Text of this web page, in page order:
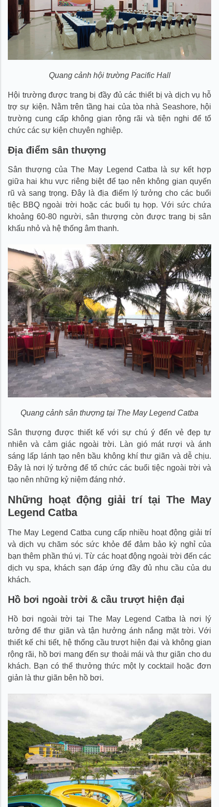
Quang cảnh hội trường Pacific Hall
Hội trường được trang bị đầy đủ các thiết bị và dịch vụ hỗ
trợ sự kiện. Nằm trên tầng hai của tòa nhà Seashore, hội
trường cung cấp không gian rộng rãi và tiện nghi để tổ
chức các sự kiện chuyên nghiệp.
Địa điểm sân thượng
Sân thượng của The May Legend Catba là sự kết hợp
giữa hai khu vực riêng biệt để tạo nên không gian quyến
rũ và sang trọng. Đây là địa điểm lý tưởng cho các buổi
tiệc BBQ ngoài trời hoặc các buổi tụ họp. Với sức chứa
khoảng 60-80 người, sân thượng còn được trang bị sân
khấu nhỏ và hệ thống âm thanh.
Quang cảnh sân thượng tại The May Legend Catba
Sân thượng được thiết kế với sự chú ý đến vẻ đẹp tự
nhiên và cảm giác ngoài trời. Làn gió mát rượi và ánh
sáng lấp lánh tạo nên bầu không khí thư giãn và dễ chịu.
Đây là nơi lý tưởng để tổ chức các buổi tiệc ngoài trời và
tạo nên những kỷ niệm đáng nhớ.
Những hoạt động giải trí tại The May
Legend Catba
The May Legend Catba cung cấp nhiều hoạt động giải trí
và dịch vụ chăm sóc sức khỏe để đảm bảo kỳ nghỉ của
bạn thêm phần thú vị. Từ các hoạt động ngoài trời đến các
dịch vụ spa, khách sạn đáp ứng đầy đủ nhu cầu của du
khách.
Hồ bơi ngoài trời & cầu trượt hiện đại
Hồ bơi ngoài trời tại The May Legend Catba là nơi lý
tưởng để thư giãn và tận hưởng ánh nắng mặt trời. Với
thiết kế chi tiết, hệ thống cầu trượt hiện đại và không gian
rộng rãi, hồ bơi mang đến sự thoải mái và thư giãn cho du
khách. Bạn có thể thưởng thức một ly cocktail hoặc đơn
giản là thư giãn bên hồ bơi.